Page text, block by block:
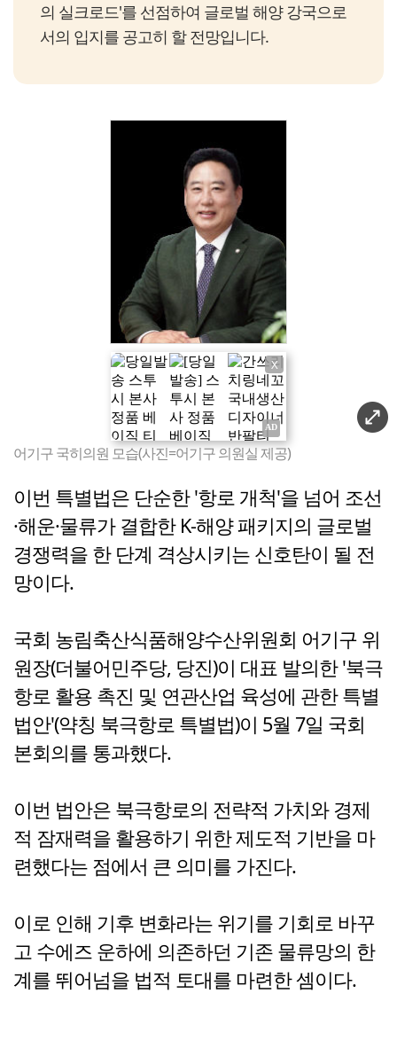
의 실크로드'를 선점하여 글로벌 해양 강국으로
서의 입지를 공고히 할 전망입니다.
X
어기구 국히의원 모습(사진=어기구 의원실 제공)
이번 특별법은 단순한 '항로 개척'을 넘어 조선
·해운·물류가 결합한 K-해양 패키지의 글로벌
경쟁력을 한 단계 격상시키는 신호탄이 될 전
망이다.
국회 농림축산식품해양수산위원회 어기구 위
원장(더불어민주당, 당진)이 대표 발의한 '북극
항로 활용 촉진 및 연관산업 육성에 관한 특별
법안'(약칭 북극항로 특별법)이 5월 7일 국회
본회의를 통과했다.
이번 법안은 북극항로의 전략적 가치와 경제
적 잠재력을 활용하기 위한 제도적 기반을 마
련했다는 점에서 큰 의미를 가진다.
이로 인해 기후 변화라는 위기를 기회로 바꾸
고 수에즈 운하에 의존하던 기존 물류망의 한
계를 뛰어넘을 법적 토대를 마련한 셈이다.